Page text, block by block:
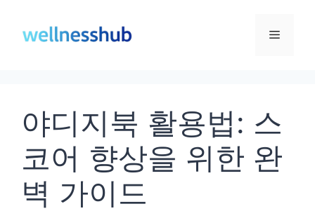
메
야디지북 활용법: 스
코어 향상을 위한 완
벽 가이드